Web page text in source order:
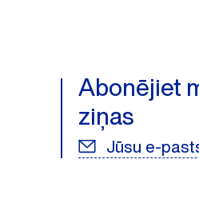
Abonējiet
ziņas
Jūsu e-